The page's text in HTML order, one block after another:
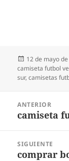
Publicado
el
12 de mayo
camiseta futbol
sur,camisetas
entradas
ANTERIOR
Entrada
camiseta
SIGUIENTE
Entrada
comprar